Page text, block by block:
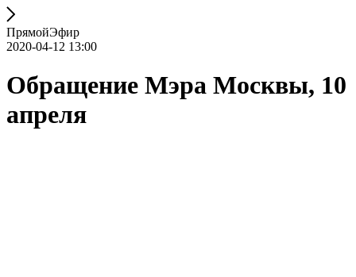
ПрямойЭфир
2020-04-12 13:00
Обращение Мэра Москвы, 10
апреля